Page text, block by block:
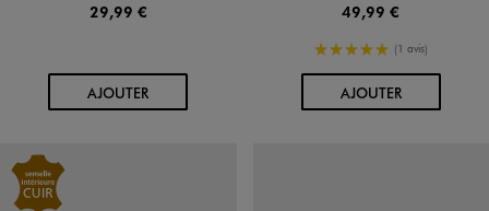
29,99 €
AJOUTERAU PANIER
49,99 €
5/5 de moyenne
(1 avis)
AJOUTERAU PANIER